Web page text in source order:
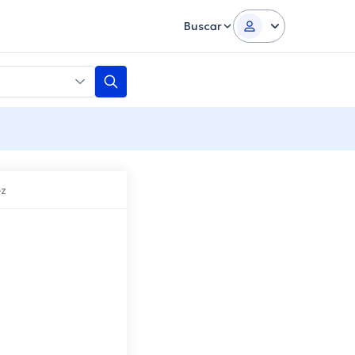
Buscar